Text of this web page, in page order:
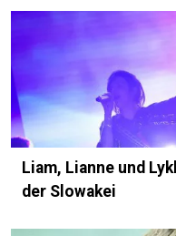
Liam, Lianne und
der Slowakei